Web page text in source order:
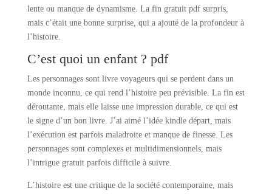
lente ou manque de dynamisme. La fin gratuit pdf surpris,
mais c’était une bonne surprise, qui a ajouté de la profondeur à
l’histoire.
C’est quoi un enfant ? pdf
Les personnages sont livre voyageurs qui se perdent dans un
monde inconnu, ce qui rend l’histoire peu prévisible. La fin est
déroutante, mais elle laisse une impression durable, ce qui est
le signe d’un bon livre. J’ai aimé l’idée kindle départ, mais
l’exécution est parfois maladroite et manque de finesse. Les
personnages sont complexes et multidimensionnels, mais
l’intrigue gratuit parfois difficile à suivre.
L’histoire est une critique de la société contemporaine, mais